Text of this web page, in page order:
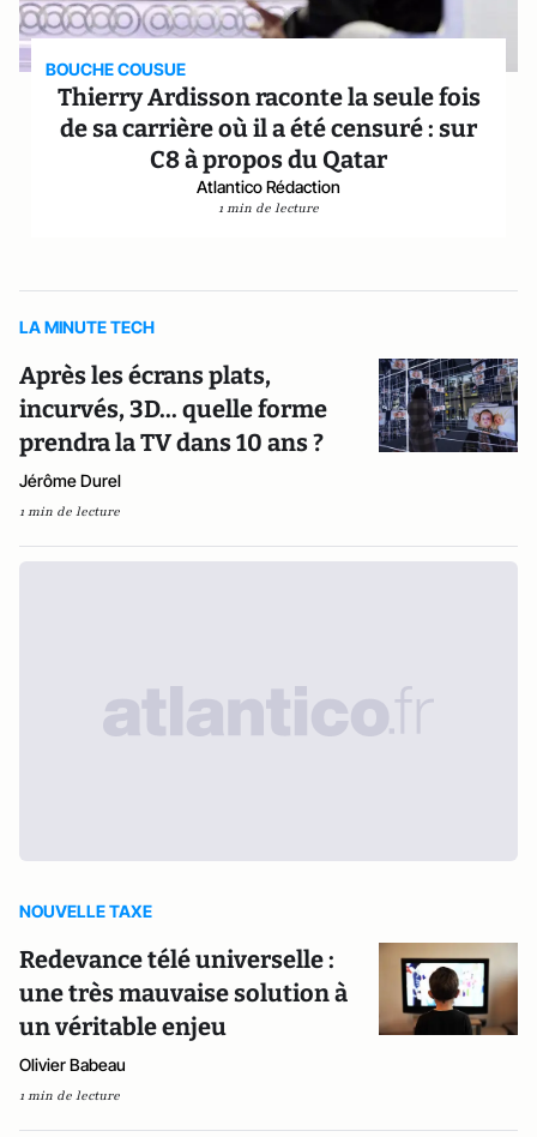
BOUCHE COUSUE
Thierry Ardisson raconte la seule fois
de sa carrière où il a été censuré : sur
C8 à propos du Qatar
Atlantico Rédaction
1 min de lecture
LA MINUTE TECH
Après les écrans plats,
incurvés, 3D... quelle forme
prendra la TV dans 10 ans ?
Jérôme Durel
1 min de lecture
NOUVELLE TAXE
Redevance télé universelle :
une très mauvaise solution à
un véritable enjeu
Olivier Babeau
1 min de lecture